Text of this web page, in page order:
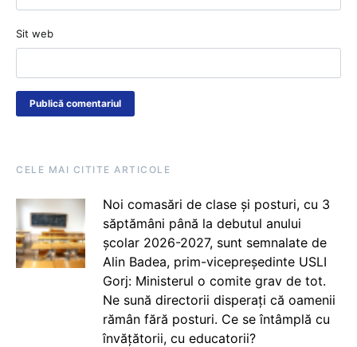
Sit web
CELE MAI CITITE ARTICOLE
Noi comasări de clase și posturi, cu 3
săptămâni până la debutul anului
școlar 2026-2027, sunt semnalate de
Alin Badea, prim-vicepreședinte USLI
Gorj: Ministerul o comite grav de tot.
Ne sună directorii disperați că oamenii
rămân fără posturi. Ce se întâmplă cu
învățătorii, cu educatorii?